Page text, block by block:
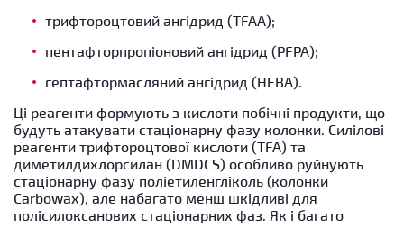
трифтороцтовий ангідрид (TFAA);
пентафторпропіоновий ангідрид (PFPA);
гептафтормасляний ангідрид (HFBA).
Ці реагенти формують з кислоти побічні продукти, що
будуть атакувати стаціонарну фазу колонки. Силілові
реагенти трифтороцтової кислоти (TFA) та
диметилдихлорсилан (DMDCS) особливо руйнують
стаціонарну фазу поліетиленгліколь (колонки
Carbowax), але набагато менш шкідливі для
полісилоксанових стаціонарних фаз. Як і багато